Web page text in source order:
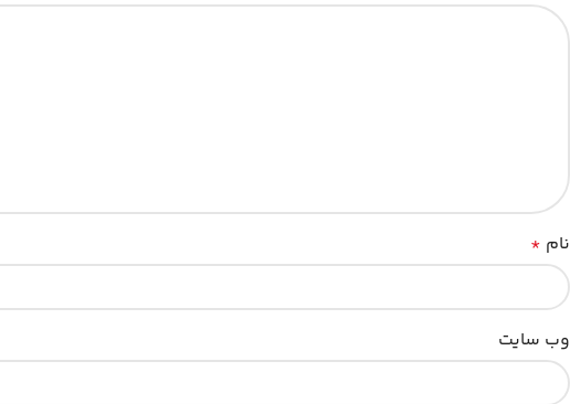
نام *
وب‌ سایت